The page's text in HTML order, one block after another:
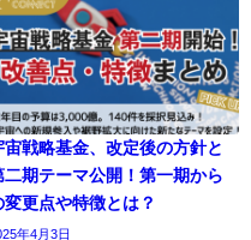
宙戦略基金、改定後の方針と
二期テーマ公開！第一期から
変更点や特徴とは？
年4月3日